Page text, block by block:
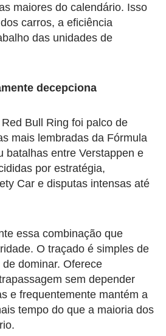
maiores do calendário. Isso
carros, a eficiência
das unidades de
decepciona
Bull Ring foi palco de
mais lembradas da Fórmula
batalhas entre Verstappen e
por estratégia,
Car e disputas intensas até
essa combinação que
O traçado é simples de
dominar. Oferece
sem depender
e frequentemente mantém a
tempo do que a maioria dos